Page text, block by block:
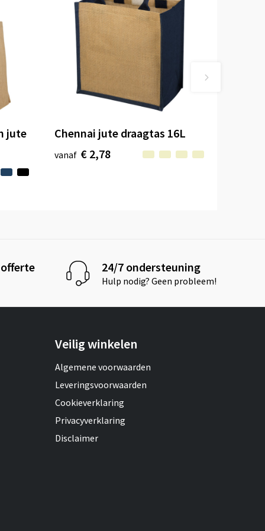
jute Chennai jute draagtas 16L
vanaf € 2,78
offerte 24/7 ondersteuning
Hulp nodig? Geen probleem!
Veilig winkelen
Algemene voorwaarden
Leveringsvoorwaarden
Cookieverklaring
Privacyverklaring
Disclaimer